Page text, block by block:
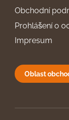
Obchodní
Prohlášení o
Impresum
Oblast